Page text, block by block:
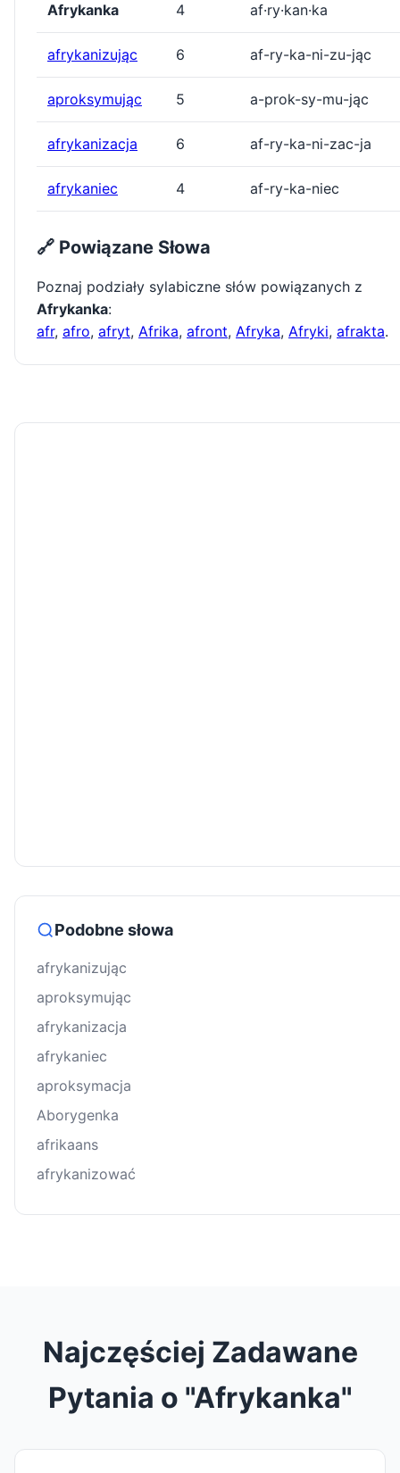
Afrykanka 4 af·ry·kan·ka
afrykanizując 6 af-ry-ka-ni-zu-jąc
aproksymując 5 a-prok-sy-mu-jąc
afrykanizacja 6 af-ry-ka-ni-zac-ja
afrykaniec 4 af-ry-ka-niec
🔗 Powiązane Słowa
Poznaj podziały sylabiczne słów powiązanych z
Afrykanka:
afr, afro, afryt, Afrika, afront, Afryka, Afryki, afrakta.
Podobne słowa
afrykanizując
aproksymując
afrykanizacja
afrykaniec
aproksymacja
Aborygenka
afrikaans
afrykanizować
Najczęściej Zadawane
Pytania o "Afrykanka"